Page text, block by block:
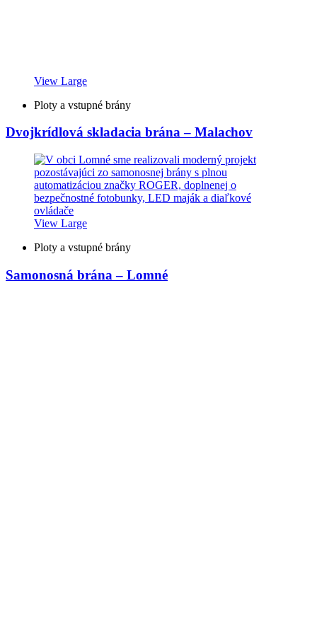
View Large
Ploty a vstupné brány
Dvojkrídlová skladacia brána – Malachov
View Large
Ploty a vstupné brány
Samonosná brána – Lomné